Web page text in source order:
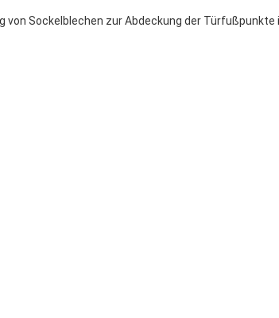
Sockelblechen zur Abdeckung der Türfußpunkte